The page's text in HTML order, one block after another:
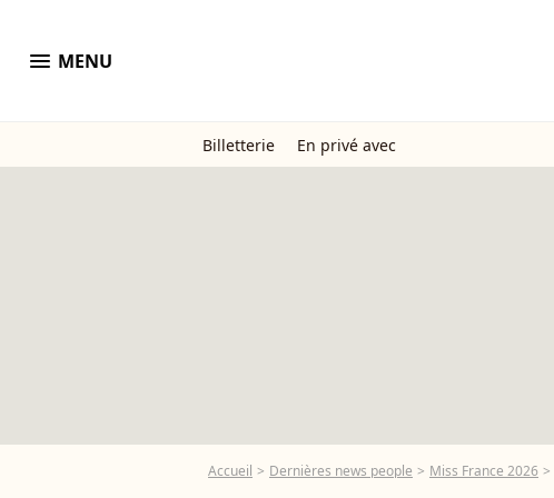
menu MENU
Billetterie En privé avec
Accueil Dernières news people Miss France 2026